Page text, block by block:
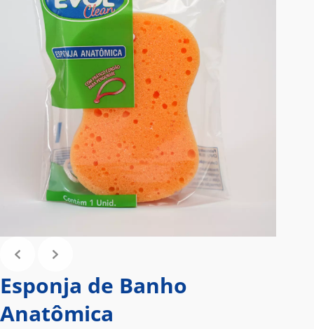
Esponja de Banho
Anatômica